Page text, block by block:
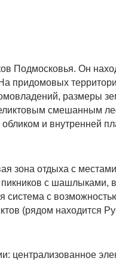
Подмосковья. Он
придомовых
размеры
смешанным
и внутренней
зона отдыха с
с шашлыками,
система с
(рядом находится
централизованное